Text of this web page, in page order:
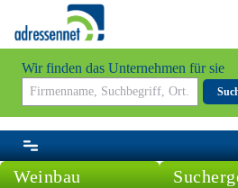
Wir finden das Unternehmen für sie
Weinbau